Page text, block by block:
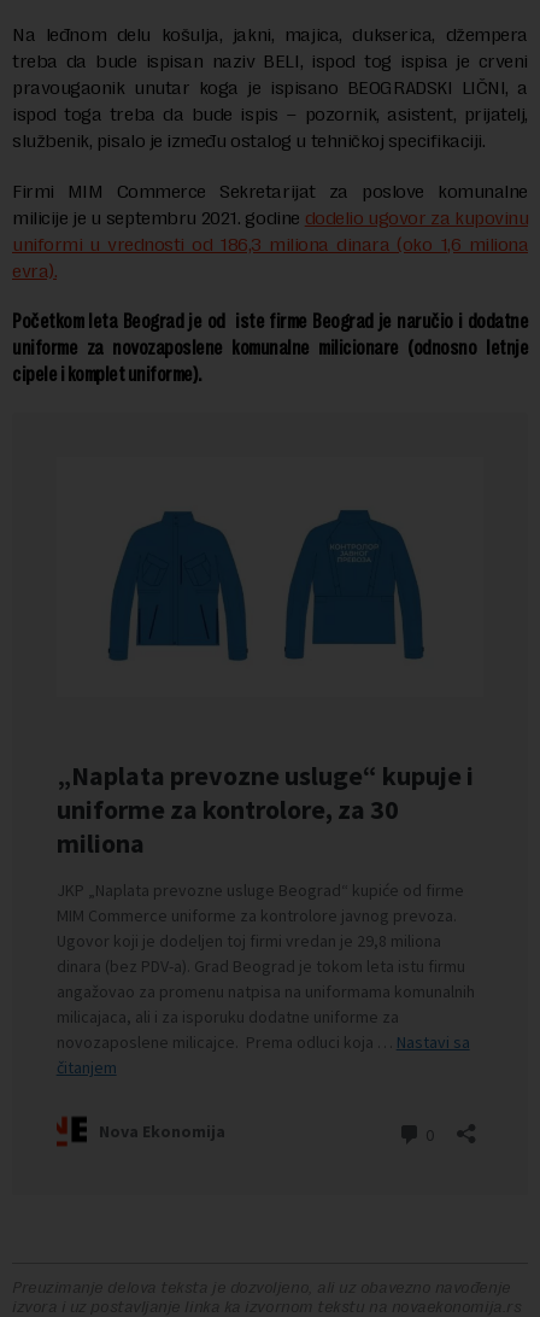
Na leđnom delu košulja, jakni, majica, dukserica, džempera
treba da bude ispisan naziv BELI, ispod tog ispisa je crveni
pravougaonik unutar koga je ispisano BEOGRADSKI LIČNI, a
ispod toga treba da bude ispis – pozornik, asistent, prijatelj,
službenik, pisalo je između ostalog u tehničkoj specifikaciji.
Firmi MIM Commerce Sekretarijat za poslove komunalne
milicije je u septembru 2021. godine dodelio ugovor za kupovinu
uniformi u vrednosti od 186,3 miliona dinara (oko 1,6 miliona
evra).
Početkom leta Beograd je od iste firme Beograd je naručio i dodatne
uniforme za novozaposlene komunalne milicionare (odnosno letnje
cipele i komplet uniforme).
Preuzimanje delova teksta je dozvoljeno, ali uz obavezno navođenje
izvora i uz postavljanje linka ka izvornom tekstu na novaekonomija.rs